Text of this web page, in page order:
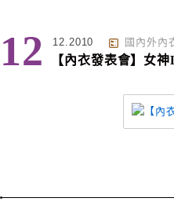
12 12.2010 國內外內
【內衣發表會】女